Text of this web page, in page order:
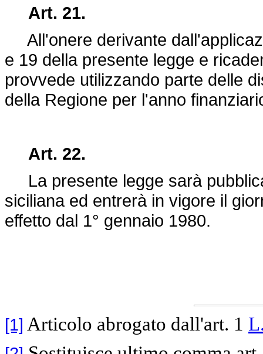
Art. 21.
All'onere derivante
e 19 della presente legge e
provvede utilizzando parte delle
della Regione per l'anno
Art. 22.
La presente legge sarà
siciliana ed entrerà in vigore il
effetto dal 1° gennaio 1980.
[1] Articolo abrogato dall'art. 1